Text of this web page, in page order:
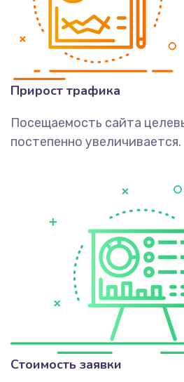
Прирост трафика
Посещаемость сайта
постепенно увеличивается.
Стоимость заявки